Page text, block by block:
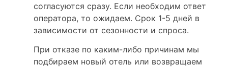
согласуются сразу. Если необходим ответ
оператора, то ожидаем. Срок 1-5 дней в
зависимости от сезонности и спроса.
При отказе по каким-либо причинам мы
подбираем новый отель или возвращаем